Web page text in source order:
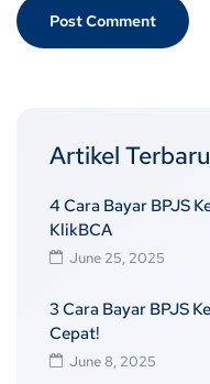
Artikel Terbaru
4 Cara Bayar BPJS
KlikBCA
June 25, 2025
3 Cara Bayar BPJS
Cepat!
June 8, 2025